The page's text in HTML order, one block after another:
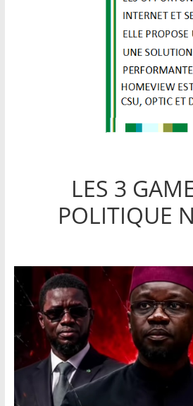
LES 3
POLITIQUE